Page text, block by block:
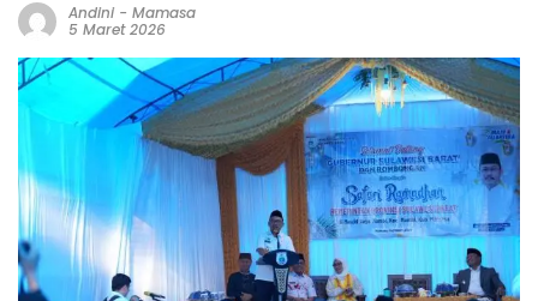
Andini- Mamasa
5 Maret 2026